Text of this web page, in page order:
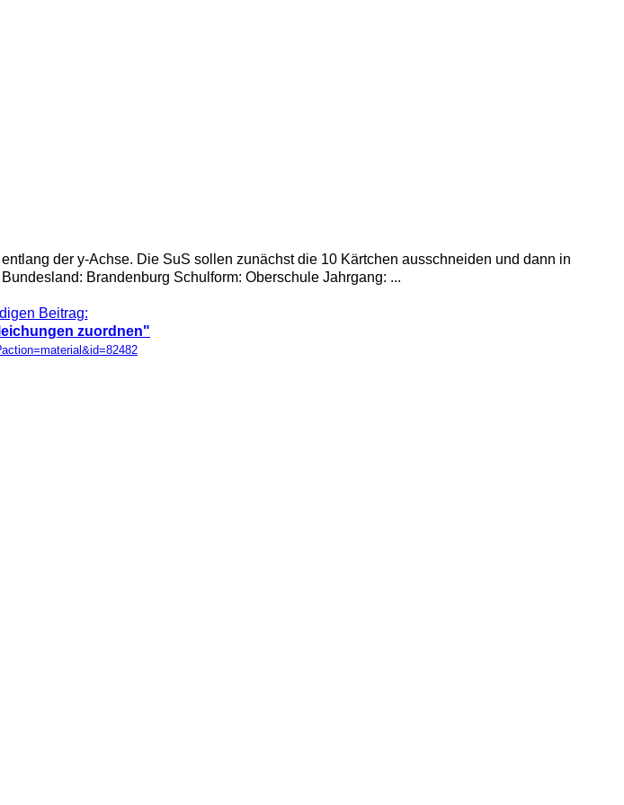
der y-Achse. Die SuS sollen zunächst die 10 Kärtchen ausschneiden und dann in
Brandenburg Schulform: Oberschule Jahrgang: ...
Beitrag:
zuordnen"